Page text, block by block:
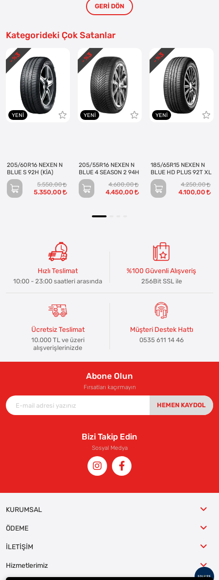
GERI DÖN
Kategorideki Çok Satanlar
YENI
205/60R16 NEXEN N
BLUE S 92H (KİA)
5.550,00
5.350,00
- %
3
YENI
205/55R16 NEXEN N
BLUE 4 SEASON 2 94H
4.600,00
4.450,00
- %
3
YENI
185/65R15 NEXEN N
BLUE HD PLUS 92T XL
4.250,00
4.100,00
- %
3
Hızlı Teslimat
10:00 - 23:00 saatleri arasında
%100 Güvenli Alışveriş
256Bit SSL ile
Ücretsiz Teslimat
10.000 TL ve üzeri
alışverişlerinizde
Müşteri Destek Hattı
0535 611 14 46
Abone Olun
Fırsatları kaçırmayın
HEMEN KAYDOL
Bizi Takip Edin
Sosyal Medya
KURUMSAL
ÖDEME
İLETİŞİM
Hizmetlerimiz